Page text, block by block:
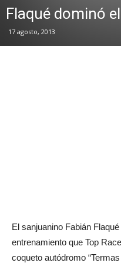
Flaqué dominó
17 agosto, 2013
El sanjuanino Fabián
entrenamiento que Top
coqueto autódromo